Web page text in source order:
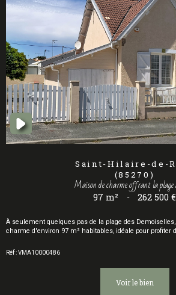
Saint-Hilaire-de-
(85270)
Maison de charme offrant la plage
97 m² - 262 500 €
À seulement quelques pas de la plage des
charme d'environ 97 m² habitables, idéale pour profiter
Réf : VMA10000486
voir le bien